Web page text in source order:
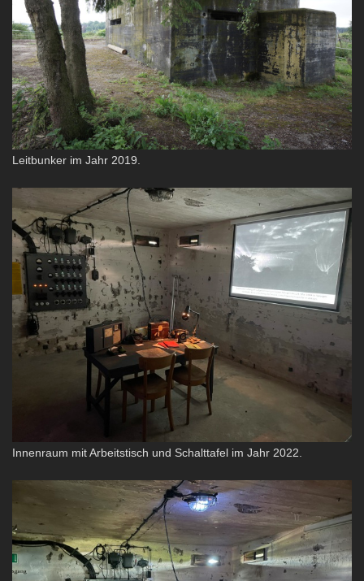
Leitbunker im Jahr 2019.
Innenraum mit Arbeitstisch und Schalttafel im Jahr 2022.